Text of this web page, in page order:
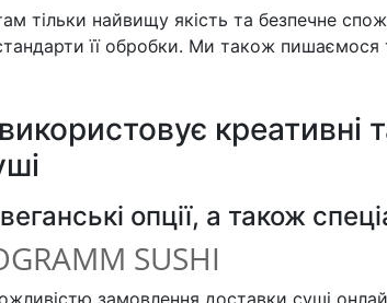
тільки найвищу якість та безпечне
її обробки. Ми також
креативні
опції, а також
SUSHI